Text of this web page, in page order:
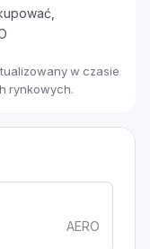
w czasie
rynkowych.
AERO